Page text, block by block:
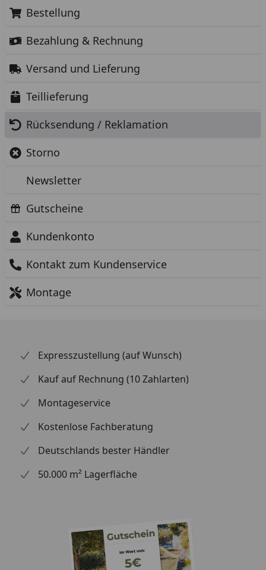
Bestellung
Bezahlung & Rechnung
Versand und Lieferung
Teillieferung
Rücksendung / Reklamation
Storno
Newsletter
Gutscheine
Kundenkonto
Kontakt zum Kundenservice
Montage
Expresszustellung (auf Wunsch)
Kauf auf Rechnung (10 Zahlarten)
Montageservice
Kostenlose Fachberatung
Deutschlands bester Händler
50.000 m² Lagerfläche